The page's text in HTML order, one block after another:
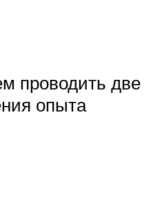
проводить две
опыта